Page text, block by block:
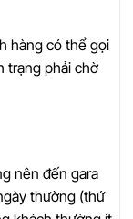
hàng có thể gọi
trạng phải chờ
nên đến gara
thường (thứ